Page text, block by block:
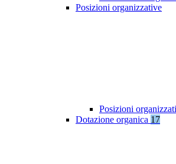
Posizioni organizzative
Posizioni
Dotazione organica 17